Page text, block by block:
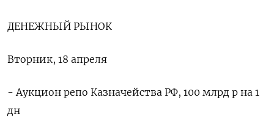
ДЕНЕЖНЫЙ РЫНОК
Вторник, 18 апреля
- Аукцион репо Казначейства РФ, 100 млрд р на 1
дн